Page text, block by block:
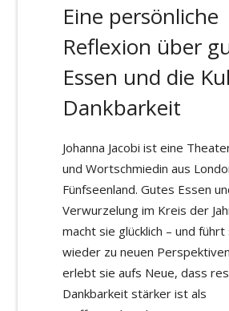
Eine persönliche
Reflexion über
Essen und die
Dankbarkeit
Johanna Jacobi ist eine
und Wortschmiedin aus
Fünfseenland. Gutes Essen
Verwurzelung im Kreis der
macht sie glücklich – und
wieder zu neuen
erlebt sie aufs Neue, dass
Dankbarkeit stärker ist als